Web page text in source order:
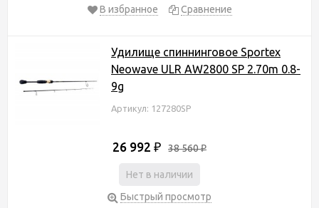
В избранное
Сравнение
Удилище спиннинговое Sportex
Neowave ULR AW2800 SP 2.70m 0.8-
9g
Артикул: 127280SP
26 992 ₽ 38 560₽
Нет в наличии
Быстрый просмотр